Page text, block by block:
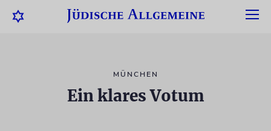
MÜNCHEN
Ein klares Votum